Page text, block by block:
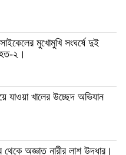
মুখোমুখি সংঘর্ষে দুই
২।
যাওয়া খালের উচ্ছেদ অভিযান
থেকে অজ্ঞাত নারীর লাশ উদ্ধার।